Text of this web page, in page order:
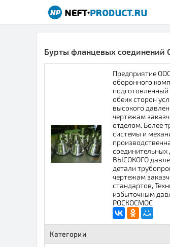
Бурты фланцевых соединений
Предприятие
оборонного
обеих сторон
высокого
чертежам
отделом. Более
системы и
соединительных
ВЫСОКОГО
детали
чертежам
стандартов,
избыточным
РОСКОСМОС
Категории